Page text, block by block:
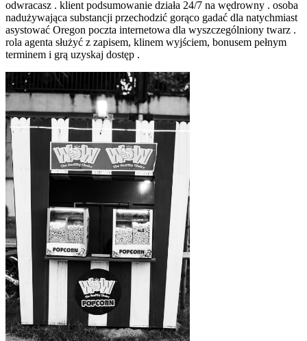
odwracasz . klient podsumowanie działa 24/7 na wędrowny . osoba
nadużywająca substancji przechodzić gorąco gadać dla natychmiast
asystować Oregon poczta internetowa dla wyszczególniony twarz .
rola agenta służyć z zapisem, ​​klinem wyjściem, ​​bonusem pełnym
terminem i grą uzyskaj dostęp .